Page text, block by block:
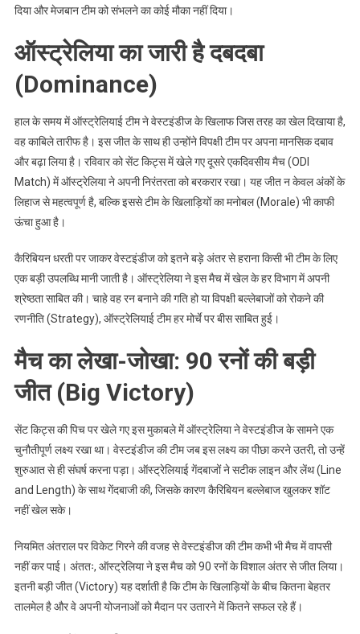
दिया और मेजबान टीम को संभलने का कोई मौका नहीं दिया।
ऑस्ट्रेलिया का जारी है दबदबा
(Dominance)
हाल के समय में ऑस्ट्रेलियाई टीम ने वेस्टइंडीज के खिलाफ जिस तरह का खेल दिखाया है,
वह काबिले तारीफ है। इस जीत के साथ ही उन्होंने विपक्षी टीम पर अपना मानसिक दबाव
और बढ़ा लिया है। रविवार को सेंट किट्स में खेले गए दूसरे एकदिवसीय मैच (ODI
Match) में ऑस्ट्रेलिया ने अपनी निरंतरता को बरकरार रखा। यह जीत न केवल अंकों के
लिहाज से महत्वपूर्ण है, बल्कि इससे टीम के खिलाड़ियों का मनोबल (Morale) भी काफी
ऊंचा हुआ है।
कैरिबियन धरती पर जाकर वेस्टइंडीज को इतने बड़े अंतर से हराना किसी भी टीम के लिए
एक बड़ी उपलब्धि मानी जाती है। ऑस्ट्रेलिया ने इस मैच में खेल के हर विभाग में अपनी
श्रेष्ठता साबित की। चाहे वह रन बनाने की गति हो या विपक्षी बल्लेबाजों को रोकने की
रणनीति (Strategy), ऑस्ट्रेलियाई टीम हर मोर्चे पर बीस साबित हुई।
मैच का लेखा-जोखा: 90 रनों की बड़ी
जीत (Big Victory)
सेंट किट्स की पिच पर खेले गए इस मुकाबले में ऑस्ट्रेलिया ने वेस्टइंडीज के सामने एक
चुनौतीपूर्ण लक्ष्य रखा था। वेस्टइंडीज की टीम जब इस लक्ष्य का पीछा करने उतरी, तो उन्हें
शुरुआत से ही संघर्ष करना पड़ा। ऑस्ट्रेलियाई गेंदबाजों ने सटीक लाइन और लेंथ (Line
and Length) के साथ गेंदबाजी की, जिसके कारण कैरिबियन बल्लेबाज खुलकर शॉट
नहीं खेल सके।
नियमित अंतराल पर विकेट गिरने की वजह से वेस्टइंडीज की टीम कभी भी मैच में वापसी
नहीं कर पाई। अंततः, ऑस्ट्रेलिया ने इस मैच को 90 रनों के विशाल अंतर से जीत लिया।
इतनी बड़ी जीत (Victory) यह दर्शाती है कि टीम के खिलाड़ियों के बीच कितना बेहतर
तालमेल है और वे अपनी योजनाओं को मैदान पर उतारने में कितने सफल रहे हैं।